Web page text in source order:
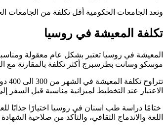
وتعد الجامعات الحكومية أقل تكلفة من الجامعات الخاصة، ويمكن أن
تكلفة المعيشة في روسيا
المعيشة في روسيا تعتبر بشكل عام معقولة
موسكو وسانت بطرسبرج أكثر تكلفة بالمقارنة مع
الاعتبار عند التخطيط لميزانية مناسبة قبل السفر
ختامًا دراسة طب اسنان في روسيا اختيارًا جذابًا
اللغة والاندماج الثقافي، والتأكد من صلاحية